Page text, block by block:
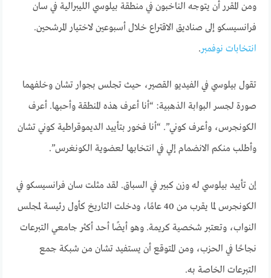
ومن المقرر أن يتوجه الناخبون في منطقة بيلوسي الليبرالية في سان
فرانسيسكو إلى صناديق الاقتراع خلال أسبوعين لاختيار المرشحين.
انتخابات نوفمبر.
تقول بيلوسي في الفيديو القصير، حيث تجلس بجوار تشان وخلفهما
صورة لجسر البوابة الذهبية: “أنا أعرف هذه المنطقة وأحبها. أعرف
الكونجرس، وأعرف كوني”. “أنا فخور بتأييد الديموقراطية كوني تشان
وأطلب منكم الانضمام إلي في انتخابها لعضوية الكونغرس”.
إن تأييد بيلوسي له وزن كبير في السباق. لقد مثلت سان فرانسيسكو في
الكونجرس لما يقرب من 40 عامًا، ودخلت التاريخ كأول رئيسة لمجلس
النواب، وتعتبر شخصية كريمة. وهو أيضًا أحد أكثر جامعي التبرعات
نجاحًا في الحزب، ومن المتوقع أن يستفيد تشان من شبكة جمع
التبرعات الخاصة به.